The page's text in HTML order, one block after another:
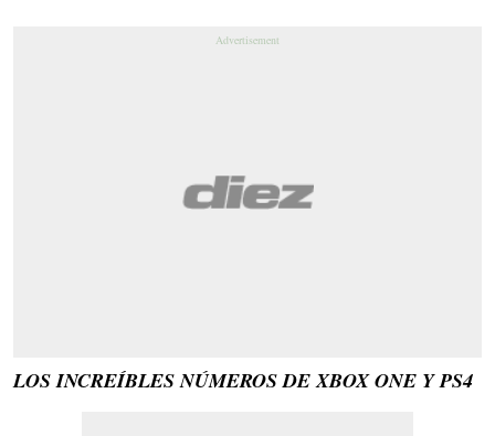
LOS INCREÍBLES NÚMEROS DE XBOX ONE Y PS4